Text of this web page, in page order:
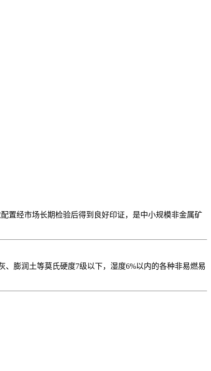
置经市场长期检验后得到良好印证，是中小规模非金属矿
膨润土等莫氏硬度7级以下，湿度6%以内的各种非易燃易